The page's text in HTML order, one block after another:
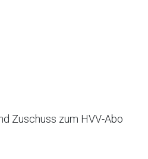
Zuschuss zum HVV-Abo